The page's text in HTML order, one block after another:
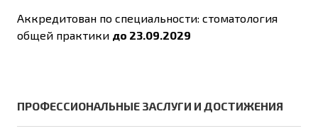
Аккредитован по специальности: стоматология
общей практики до 23.09.2029
ПРОФЕССИОНАЛЬНЫЕ ЗАСЛУГИ И ДОСТИЖЕНИЯ